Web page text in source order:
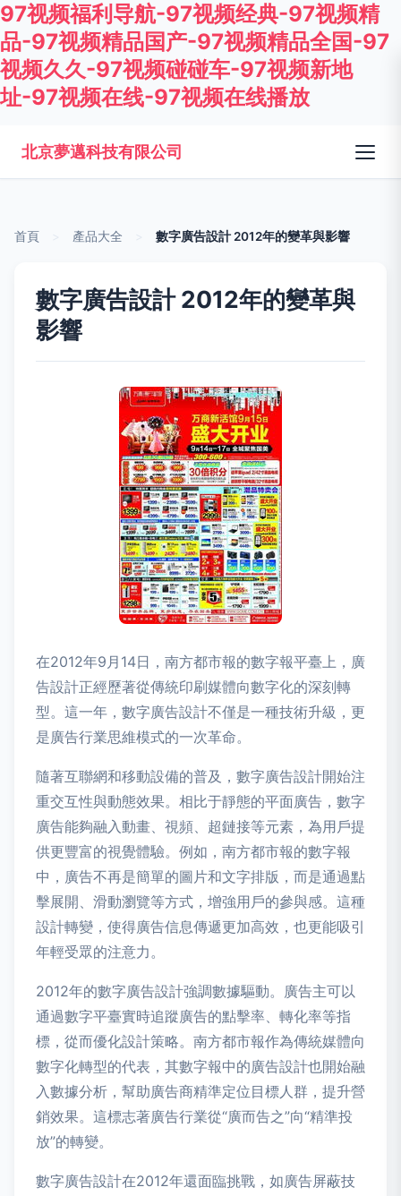
97视频福利导航-97视频经典-97视频精
品-97视频精品国产-97视频精品全国-97
视频久久-97视频碰碰车-97视频新地
址-97视频在线-97视频在线播放
北京夢邁科技有限公司
首頁 產品大全 數字廣告設計 2012年的變革與影響
數字廣告設計 2012年的變革與
影響
在2012年9月14日，南方都市報的數字報平臺上，廣
告設計正經歷著從傳統印刷媒體向數字化的深刻轉
型。這一年，數字廣告設計不僅是一種技術升級，更
是廣告行業思維模式的一次革命。
隨著互聯網和移動設備的普及，數字廣告設計開始注
重交互性與動態效果。相比于靜態的平面廣告，數字
廣告能夠融入動畫、視頻、超鏈接等元素，為用戶提
供更豐富的視覺體驗。例如，南方都市報的數字報
中，廣告不再是簡單的圖片和文字排版，而是通過點
擊展開、滑動瀏覽等方式，增強用戶的參與感。這種
設計轉變，使得廣告信息傳遞更加高效，也更能吸引
年輕受眾的注意力。
2012年的數字廣告設計強調數據驅動。廣告主可以
通過數字平臺實時追蹤廣告的點擊率、轉化率等指
標，從而優化設計策略。南方都市報作為傳統媒體向
數字化轉型的代表，其數字報中的廣告設計也開始融
入數據分析，幫助廣告商精準定位目標人群，提升營
銷效果。這標志著廣告行業從“廣而告之”向“精準投
放”的轉變。
數字廣告設計在2012年還面臨挑戰，如廣告屏蔽技